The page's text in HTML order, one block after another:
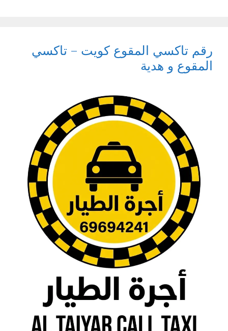
رقم تاكسي المقوع كويت – تاكسي
المقوع و هدية